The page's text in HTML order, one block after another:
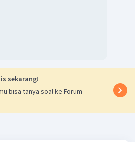
sekarang!
bisa tanya soal ke Forum